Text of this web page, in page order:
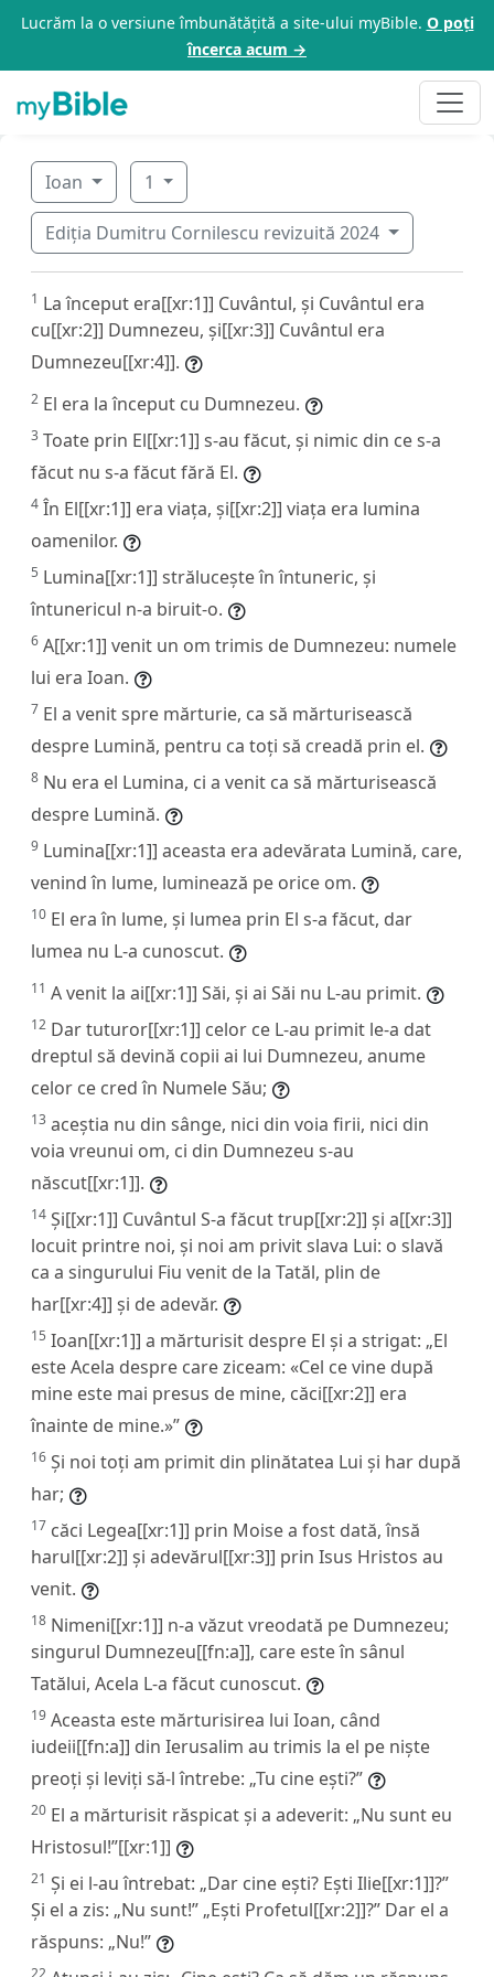
Lucrăm la o versiune îmbunătățită a site-ului myBible. O poți
încerca acum →
Ioan 1
Ediția Dumitru Cornilescu revizuită 2024
1 La început era[[xr:1]] Cuvântul, și Cuvântul era
cu[[xr:2]] Dumnezeu, și[[xr:3]] Cuvântul era
Dumnezeu[[xr:4]].
2 El era la început cu Dumnezeu.
3 Toate prin El[[xr:1]] s-au făcut, și nimic din ce s-a
făcut nu s-a făcut fără El.
4 În El[[xr:1]] era viața, și[[xr:2]] viața era lumina
oamenilor.
5 Lumina[[xr:1]] strălucește în întuneric, și
întunericul n-a biruit-o.
6 A[[xr:1]] venit un om trimis de Dumnezeu: numele
lui era Ioan.
7 El a venit spre mărturie, ca să mărturisească
despre Lumină, pentru ca toți să creadă prin el.
8 Nu era el Lumina, ci a venit ca să mărturisească
despre Lumină.
9 Lumina[[xr:1]] aceasta era adevărata Lumină, care,
venind în lume, luminează pe orice om.
10 El era în lume, și lumea prin El s-a făcut, dar
lumea nu L-a cunoscut.
11 A venit la ai[[xr:1]] Săi, și ai Săi nu L-au primit.
12 Dar tuturor[[xr:1]] celor ce L-au primit le-a dat
dreptul să devină copii ai lui Dumnezeu, anume
celor ce cred în Numele Său;
13 aceștia nu din sânge, nici din voia firii, nici din
voia vreunui om, ci din Dumnezeu s-au
născut[[xr:1]].
14 Și[[xr:1]] Cuvântul S-a făcut trup[[xr:2]] și a[[xr:3]]
locuit printre noi, și noi am privit slava Lui: o slavă
ca a singurului Fiu venit de la Tatăl, plin de
har[[xr:4]] și de adevăr.
15 Ioan[[xr:1]] a mărturisit despre El și a strigat: „El
este Acela despre care ziceam: «Cel ce vine după
mine este mai presus de mine, căci[[xr:2]] era
înainte de mine.»”
16 Și noi toți am primit din plinătatea Lui și har după
har;
17 căci Legea[[xr:1]] prin Moise a fost dată, însă
harul[[xr:2]] și adevărul[[xr:3]] prin Isus Hristos au
venit.
18 Nimeni[[xr:1]] n-a văzut vreodată pe Dumnezeu;
singurul Dumnezeu[[fn:a]], care este în sânul
Tatălui, Acela L-a făcut cunoscut.
19 Aceasta este mărturisirea lui Ioan, când
iudeii[[fn:a]] din Ierusalim au trimis la el pe niște
preoți și leviți să-l întrebe: „Tu cine ești?”
20 El a mărturisit răspicat și a adeverit: „Nu sunt eu
Hristosul!”[[xr:1]]
21 Și ei l-au întrebat: „Dar cine ești? Ești Ilie[[xr:1]]?”
Și el a zis: „Nu sunt!” „Ești Profetul[[xr:2]]?” Dar el a
răspuns: „Nu!”
22